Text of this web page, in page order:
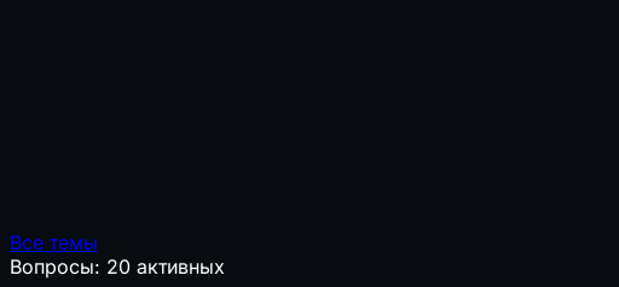
Все темы
Вопросы: 20 активных